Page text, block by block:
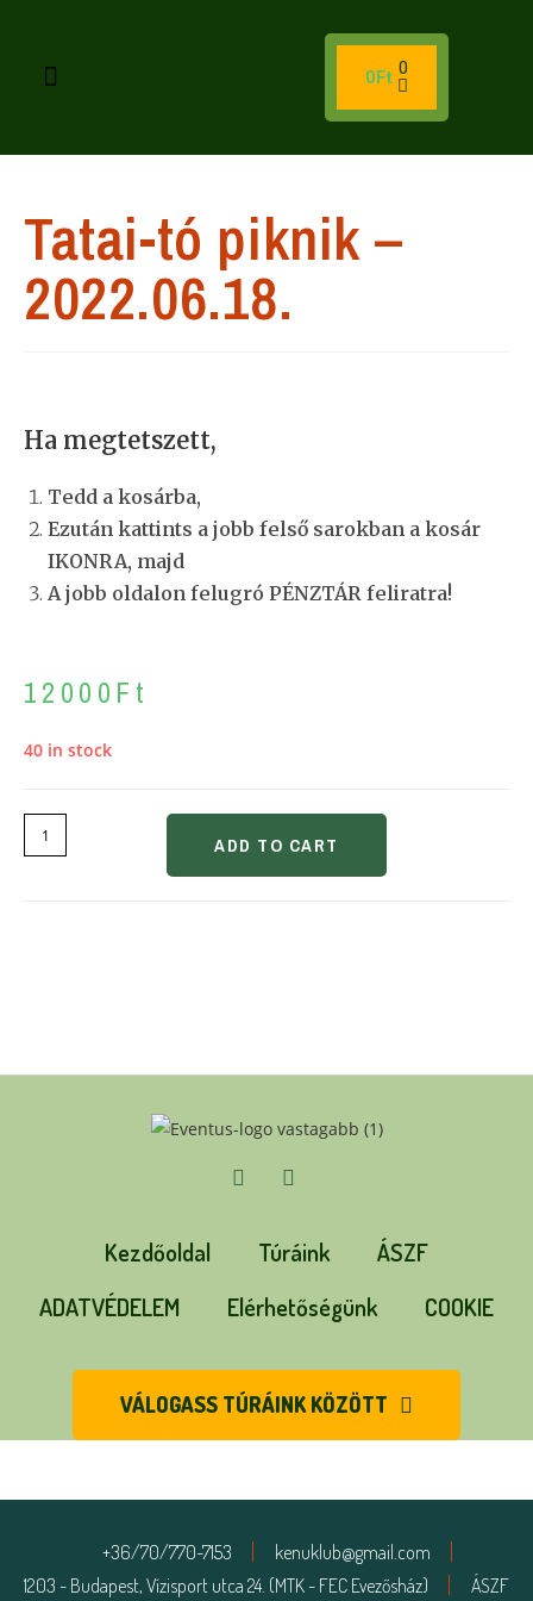
0Ft 0
Tatai-tó piknik –
2022.06.18.
Ha megtetszett,
Tedd a kosárba,
Ezután kattints a jobb felső sarokban a kosár
IKONRA, majd
A jobb oldalon felugró PÉNZTÁR feliratra!
12000 Ft
40 in stock
ADD TO CART
Kezdőoldal Túráink
ÁSZF
ADATVÉDELEM
Elérhetőségünk COOKIE
VÁLOGASS TÚRÁINK KÖZÖTT
+36/70/770-7153
kenuklub@gmail.com
1203 - Budapest, Vízisport utca 24. (MTK - FEC Evezősház)
ÁSZF